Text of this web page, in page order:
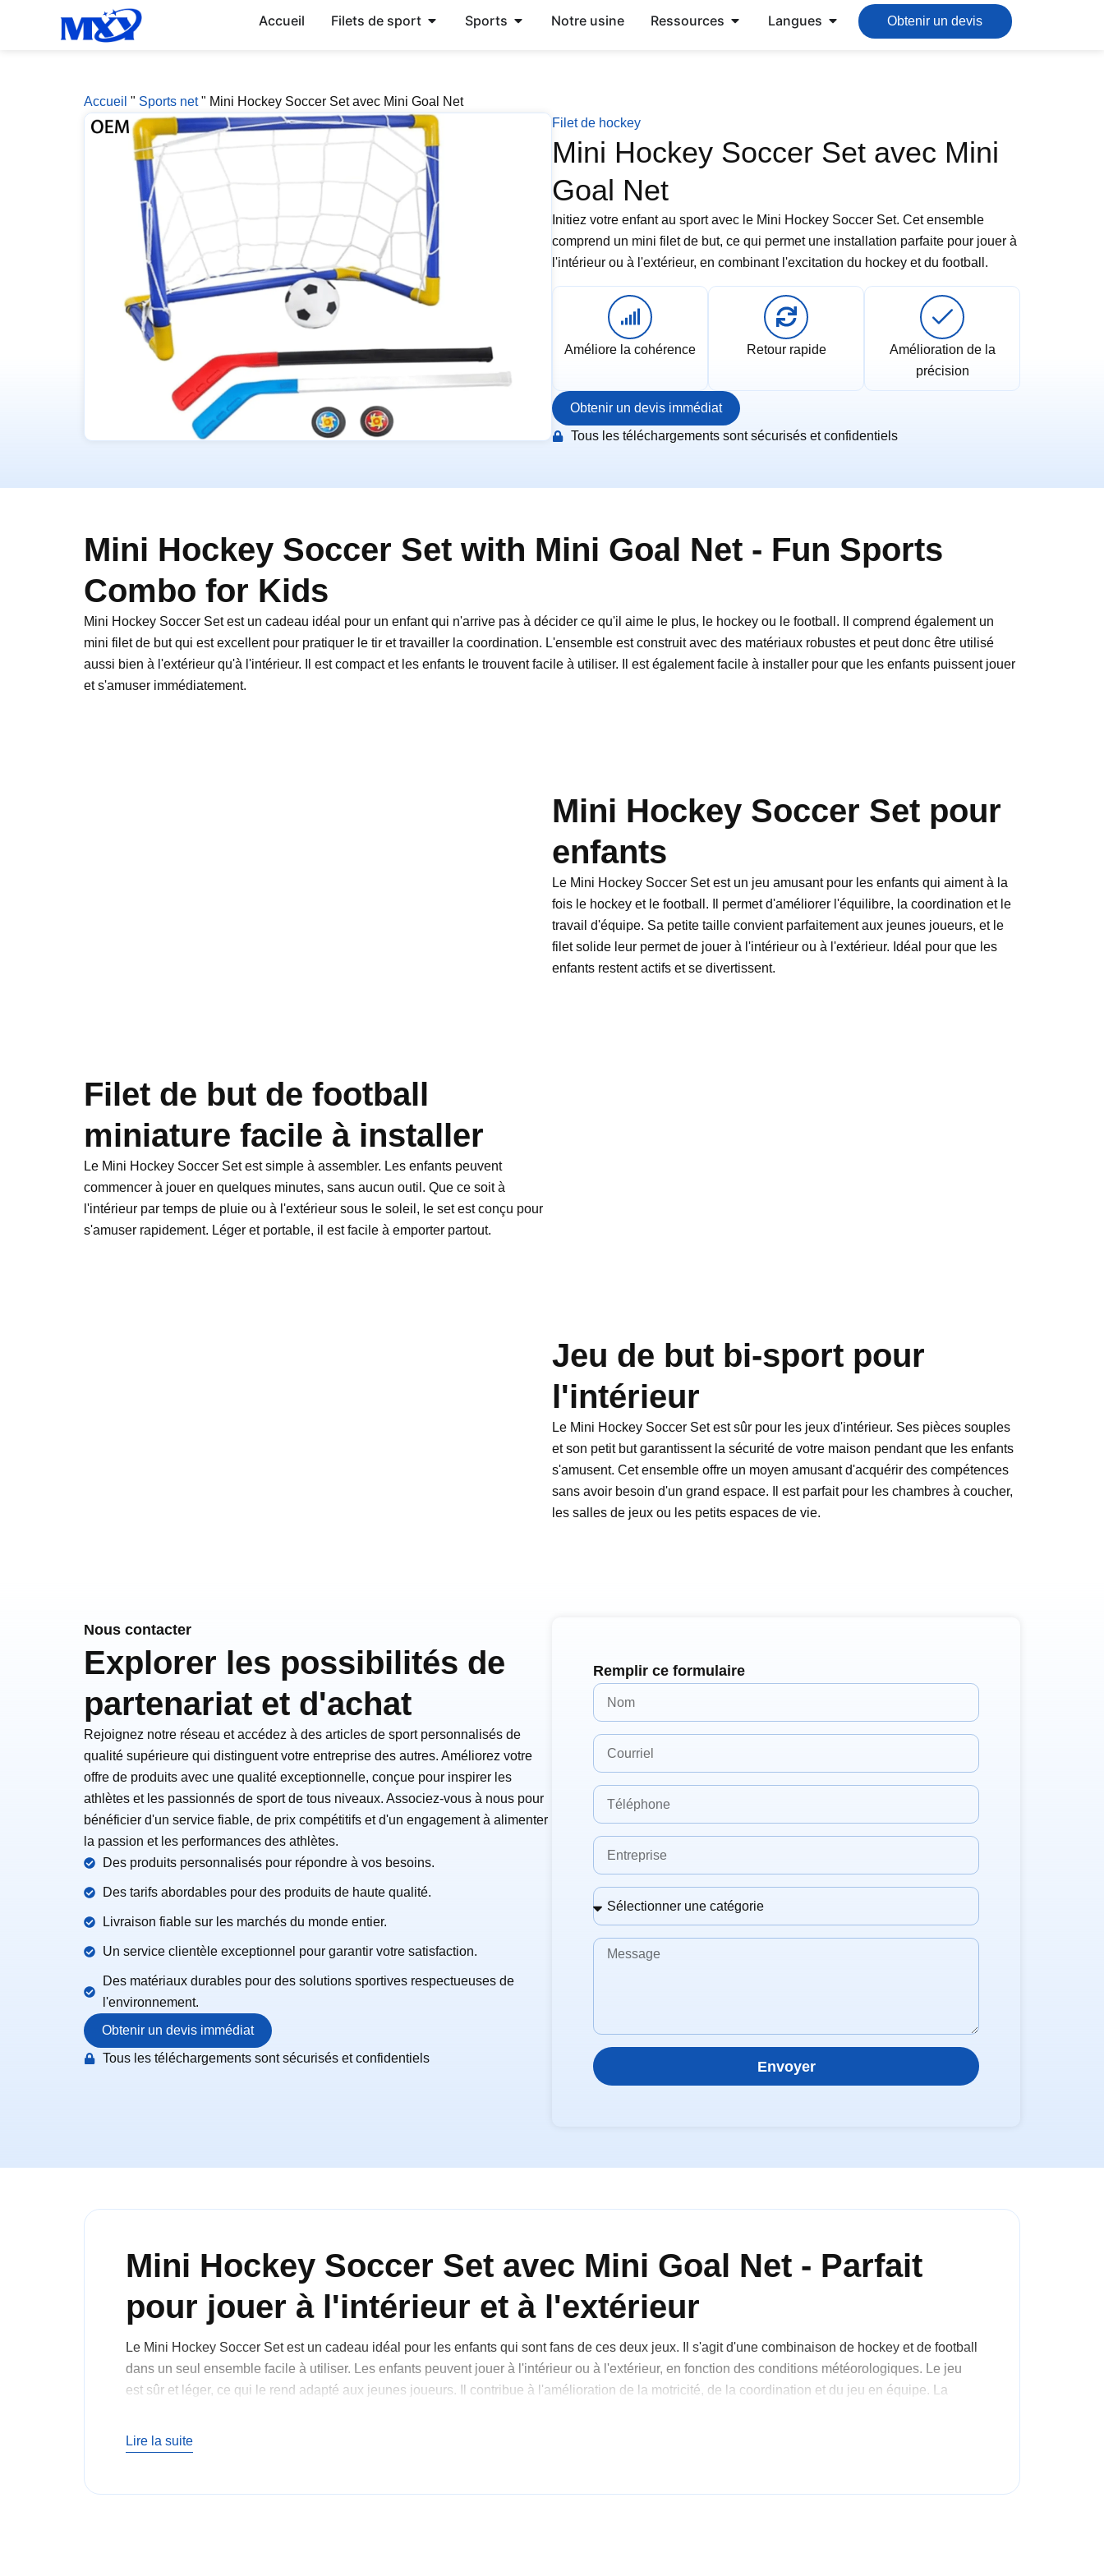
Accueil Filets de sport Sports Notre usine Ressources Langues Obtenir un devis
Accueil " Sports net" Mini Hockey Soccer Set avec Mini Goal Net
Filet de hockey
Mini Hockey Soccer Set avec Mini
Goal Net
Initiez votre enfant au sport avec le Mini Hockey Soccer Set. Cet ensemble
comprend un mini filet de but, ce qui permet une installation parfaite pour jouer à
l'intérieur ou à l'extérieur, en combinant l'excitation du hockey et du football.
Améliore la cohérence Retour rapide
Amélioration de la
précision
Obtenir un devis immédiat
Tous les téléchargements sont sécurisés et confidentiels
Mini Hockey Soccer Set with Mini Goal Net - Fun Sports
Combo for Kids
Mini Hockey Soccer Set est un cadeau idéal pour un enfant qui n'arrive pas à décider ce qu'il aime le plus, le hockey ou le football. Il comprend également un
mini filet de but qui est excellent pour pratiquer le tir et travailler la coordination. L'ensemble est construit avec des matériaux robustes et peut donc être utilisé
aussi bien à l'extérieur qu'à l'intérieur. Il est compact et les enfants le trouvent facile à utiliser. Il est également facile à installer pour que les enfants puissent jouer
et s'amuser immédiatement.
Mini Hockey Soccer Set pour
enfants
Le Mini Hockey Soccer Set est un jeu amusant pour les enfants qui aiment à la
fois le hockey et le football. Il permet d'améliorer l'équilibre, la coordination et le
travail d'équipe. Sa petite taille convient parfaitement aux jeunes joueurs, et le
filet solide leur permet de jouer à l'intérieur ou à l'extérieur. Idéal pour que les
enfants restent actifs et se divertissent.
Filet de but de football
miniature facile à installer
Le Mini Hockey Soccer Set est simple à assembler. Les enfants peuvent
commencer à jouer en quelques minutes, sans aucun outil. Que ce soit à
l'intérieur par temps de pluie ou à l'extérieur sous le soleil, le set est conçu pour
s'amuser rapidement. Léger et portable, il est facile à emporter partout.
Jeu de but bi-sport pour
l'intérieur
Le Mini Hockey Soccer Set est sûr pour les jeux d'intérieur. Ses pièces souples
et son petit but garantissent la sécurité de votre maison pendant que les enfants
s'amusent. Cet ensemble offre un moyen amusant d'acquérir des compétences
sans avoir besoin d'un grand espace. Il est parfait pour les chambres à coucher,
les salles de jeux ou les petits espaces de vie.
Nous contacter
Explorer les possibilités de
partenariat et d'achat
Rejoignez notre réseau et accédez à des articles de sport personnalisés de
qualité supérieure qui distinguent votre entreprise des autres. Améliorez votre
offre de produits avec une qualité exceptionnelle, conçue pour inspirer les
athlètes et les passionnés de sport de tous niveaux. Associez-vous à nous pour
bénéficier d'un service fiable, de prix compétitifs et d'un engagement à alimenter
la passion et les performances des athlètes.
Des produits personnalisés pour répondre à vos besoins.
Des tarifs abordables pour des produits de haute qualité.
Livraison fiable sur les marchés du monde entier.
Un service clientèle exceptionnel pour garantir votre satisfaction.
Des matériaux durables pour des solutions sportives respectueuses de
l'environnement.
Obtenir un devis immédiat
Tous les téléchargements sont sécurisés et confidentiels
Remplir ce formulaire
Envoyer
Mini Hockey Soccer Set avec Mini Goal Net - Parfait
pour jouer à l'intérieur et à l'extérieur
Le Mini Hockey Soccer Set est un cadeau idéal pour les enfants qui sont fans de ces deux jeux. Il s'agit d'une combinaison de hockey et de football
dans un seul ensemble facile à utiliser. Les enfants peuvent jouer à l'intérieur ou à l'extérieur, en fonction des conditions météorologiques. Le jeu
est sûr et léger, ce qui le rend adapté aux jeunes joueurs. Il contribue à l'amélioration de la motricité, de la coordination et du jeu en équipe. La
d'une séance d'entraînement, ce jeu amusera les enfants et les tiendra en haleine.
Sports amusants avec Mini Hockey Soccer Set pour enfants
Lire la suite